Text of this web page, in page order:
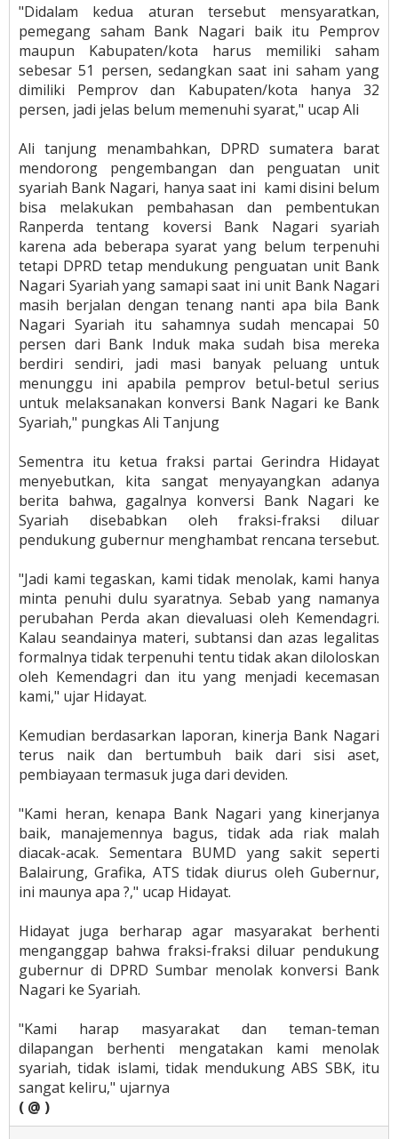
"Didalam kedua aturan tersebut mensyaratkan,
pemegang saham Bank Nagari baik itu Pemprov
maupun Kabupaten/kota harus memiliki saham
sebesar 51 persen, sedangkan saat ini saham yang
dimiliki Pemprov dan Kabupaten/kota hanya 32
persen, jadi jelas belum memenuhi syarat," ucap Ali
Ali tanjung menambahkan, DPRD sumatera barat
mendorong pengembangan dan penguatan unit
syariah Bank Nagari, hanya saat ini kami disini belum
bisa melakukan pembahasan dan pembentukan
Ranperda tentang koversi Bank Nagari syariah
karena ada beberapa syarat yang belum terpenuhi
tetapi DPRD tetap mendukung penguatan unit Bank
Nagari Syariah yang samapi saat ini unit Bank Nagari
masih berjalan dengan tenang nanti apa bila Bank
Nagari Syariah itu sahamnya sudah mencapai 50
persen dari Bank Induk maka sudah bisa mereka
berdiri sendiri, jadi masi banyak peluang untuk
menunggu ini apabila pemprov betul-betul serius
untuk melaksanakan konversi Bank Nagari ke Bank
Syariah," pungkas Ali Tanjung
Sementra itu ketua fraksi partai Gerindra Hidayat
menyebutkan, kita sangat menyayangkan adanya
berita bahwa, gagalnya konversi Bank Nagari ke
Syariah disebabkan oleh fraksi-fraksi diluar
pendukung gubernur menghambat rencana tersebut.
"Jadi kami tegaskan, kami tidak menolak, kami hanya
minta penuhi dulu syaratnya. Sebab yang namanya
perubahan Perda akan dievaluasi oleh Kemendagri.
Kalau seandainya materi, subtansi dan azas legalitas
formalnya tidak terpenuhi tentu tidak akan diloloskan
oleh Kemendagri dan itu yang menjadi kecemasan
kami," ujar Hidayat.
Kemudian berdasarkan laporan, kinerja Bank Nagari
terus naik dan bertumbuh baik dari sisi aset,
pembiayaan termasuk juga dari deviden.
"Kami heran, kenapa Bank Nagari yang kinerjanya
baik, manajemennya bagus, tidak ada riak malah
diacak-acak. Sementara BUMD yang sakit seperti
Balairung, Grafika, ATS tidak diurus oleh Gubernur,
ini maunya apa ?," ucap Hidayat.
Hidayat juga berharap agar masyarakat berhenti
menganggap bahwa fraksi-fraksi diluar pendukung
gubernur di DPRD Sumbar menolak konversi Bank
Nagari ke Syariah.
"Kami harap masyarakat dan teman-teman
dilapangan berhenti mengatakan kami menolak
syariah, tidak islami, tidak mendukung ABS SBK, itu
sangat keliru," ujarnya
( @ )